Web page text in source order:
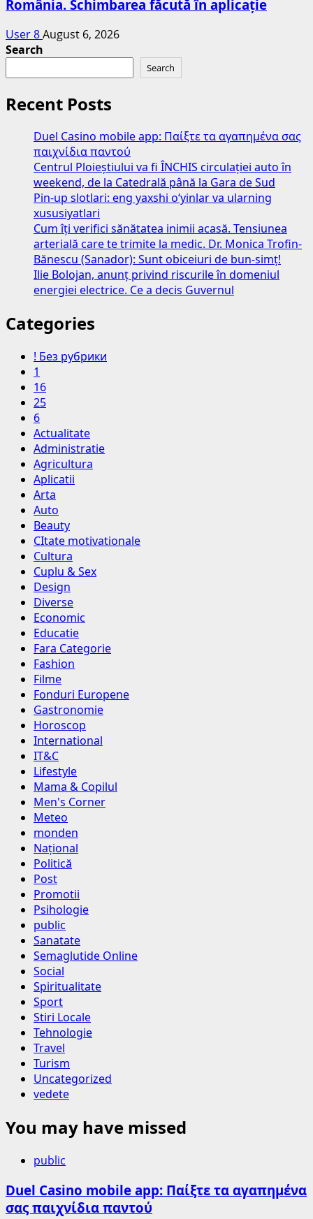
România. Schimbarea făcută în aplicație
User 8August 6, 2026
Search
Search
Recent Posts
Duel Casino mobile app: Παίξτε τα αγαπημένα σας
παιχνίδια παντού
Centrul Ploieștiului va fi ÎNCHIS circulației auto în
weekend, de la Catedrală până la Gara de Sud
Pin-up slotlari: eng yaxshi o‘yinlar va ularning
xususiyatlari
Cum îți verifici sănătatea inimii acasă. Tensiunea
arterială care te trimite la medic. Dr. Monica Trofin-
Bănescu (Sanador): Sunt obiceiuri de bun-simț!
Ilie Bolojan, anunț privind riscurile în domeniul
energiei electrice. Ce a decis Guvernul
Categories
! Без рубрики
1
16
25
6
Actualitate
Administratie
Agricultura
Aplicatii
Arta
Auto
Beauty
CItate motivationale
Cultura
Cuplu & Sex
Design
Diverse
Economic
Educatie
Fara Categorie
Fashion
Filme
Fonduri Europene
Gastronomie
Horoscop
International
IT&C
Lifestyle
Mama & Copilul
Men's Corner
Meteo
monden
Național
Politică
Post
Promotii
Psihologie
public
Sanatate
Semaglutide Online
Social
Spiritualitate
Sport
Stiri Locale
Tehnologie
Travel
Turism
Uncategorized
vedete
You may have missed
public
Duel Casino mobile app: Παίξτε τα αγαπημένα
σας παιχνίδια παντού